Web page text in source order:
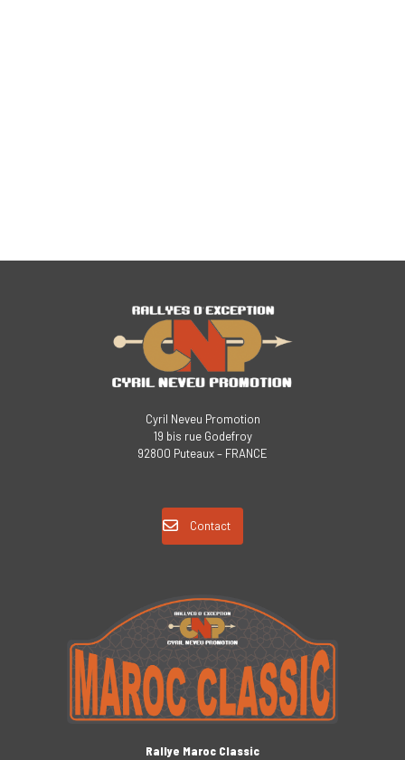
Cyril Neveu Promotion
19 bis rue Godefroy
92800 Puteaux – FRANCE
Contact
Rallye Maroc Classic